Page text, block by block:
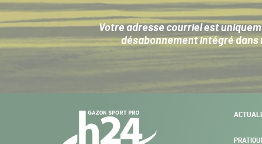
Votre adresse courriel est
désabonnement intégré dans